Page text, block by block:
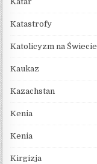
Katastrofy
Katolicyzm na Świecie
Kaukaz
Kazachstan
Kenia
Kenia
Kirgizja